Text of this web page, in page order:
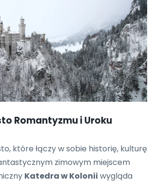
Romantyzmu i Uroku
które łączy w sobie historię, kulturę
zimowym miejscem
Katedra w Kolonii wygląda